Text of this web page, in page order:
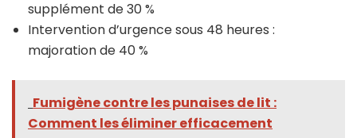
supplément de 30 %
Intervention d’urgence sous 48 heures :
majoration de 40 %
Fumigène contre les punaises de lit :
Comment les éliminer efficacement